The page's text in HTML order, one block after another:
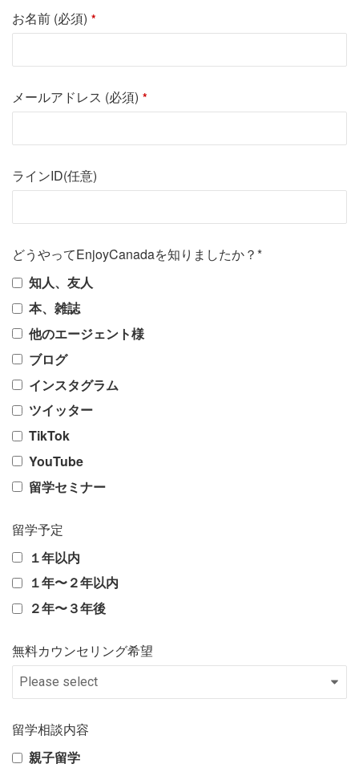
お名前 (必須) *
メールアドレス (必須) *
ラインID(任意)
どうやってEnjoyCanadaを知りましたか？*
知人、友人
本、雑誌
他のエージェント様
ブログ
インスタグラム
ツイッター
TikTok
YouTube
留学セミナー
留学予定
１年以内
１年〜２年以内
２年〜３年後
無料カウンセリング希望
留学相談内容
親子留学